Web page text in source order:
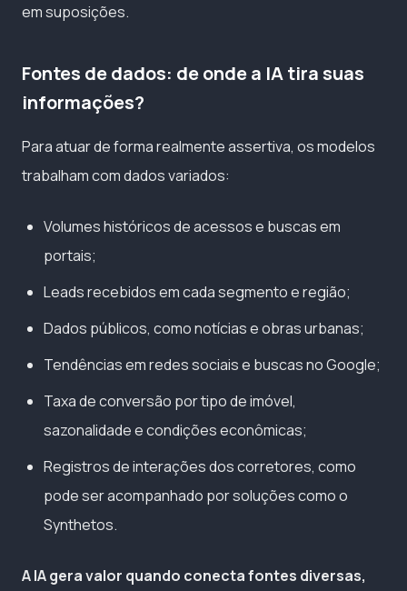
em suposições.
Fontes de dados: de onde a IA tira suas
informações?
Para atuar de forma realmente assertiva, os modelos
trabalham com dados variados:
Volumes históricos de acessos e buscas em
portais;
Leads recebidos em cada segmento e região;
Dados públicos, como notícias e obras urbanas;
Tendências em redes sociais e buscas no Google;
Taxa de conversão por tipo de imóvel,
sazonalidade e condições econômicas;
Registros de interações dos corretores, como
pode ser acompanhado por soluções como o
Synthetos.
A IA gera valor quando conecta fontes diversas,